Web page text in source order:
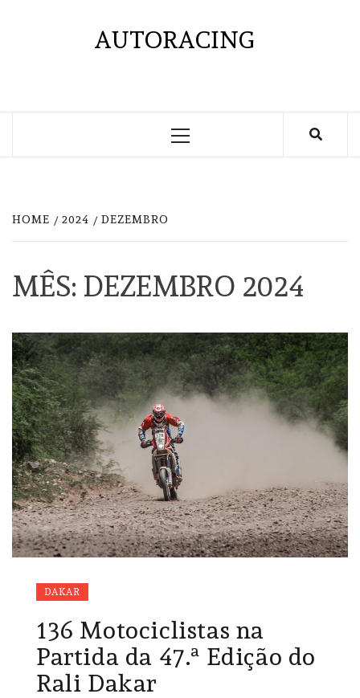
AUTORACING
Primary
HOME 2024 DEZEMBRO
MÊS: DEZEMBRO 2024
DAKAR
136 Motociclistas na
Partida da 47.ª Edição do
Rali Dakar